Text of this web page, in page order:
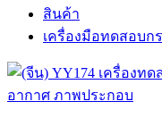
สินค้า
เครื่องมือทดสอบ